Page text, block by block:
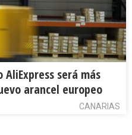
AliExpress será más
arancel europeo
CANARIAS